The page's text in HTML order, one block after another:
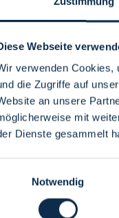
Webseite
verwenden Cookies,
die Zugriffe auf
an unsere
mit
Dienste gesammelt
Notwendig